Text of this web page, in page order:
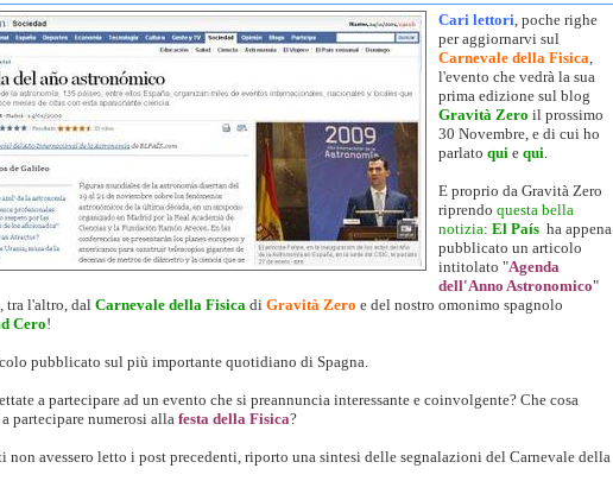
Cari lettori, poche righe
per aggiornarvi sul
Carnevale della Fisica,
l'evento che vedrà la sua
prima edizione sul blog
Gravità Zero il prossimo
30 Novembre, e di cui ho
parlato quie qui.
E proprio da Gravità Zero
riprendo questa bella
notizia: El País ha appena
pubblicato un articolo
intitolato "Agenda
dell'Anno Astronomico"
tra l'altro, dal Carnevale della Fisicadi Gravità Zero e del nostro omonimo spagnolo
Cero!
pubblicato sul più importante quotidiano di Spagna.
a partecipare ad un evento che si preannuncia interessante e coinvolgente? Che cosa
a partecipare numerosi alla festa della Fisica?
non avessero letto i post precedenti, riporto una sintesi delle segnalazioni del Carnevale della